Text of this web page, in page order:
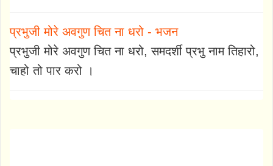
प्रभुजी मोरे अवगुण चित ना धरो - भजन
प्रभुजी मोरे अवगुण चित ना धरो, समदर्शी प्रभु नाम तिहारो,
चाहो तो पार करो ।